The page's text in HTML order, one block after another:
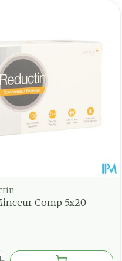
Comp 5x20